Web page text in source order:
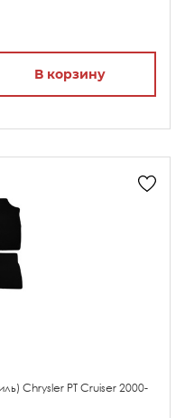
В корзину
Chrysler PT Cruiser 2000-